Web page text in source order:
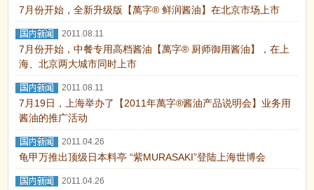
7月份开始，全新升级版【萬字® 鲜润酱油】在北京市场上市
2011.08.11
7月份开始，中餐专用高档酱油【萬字® 厨师御用酱油】，在上
海、北京两大城市同时上市
2011.08.11
7月19日，上海举办了【2011年萬字®酱油产品说明会】业务用
酱油的推广活动
2011.04.26
龟甲万推出顶级日本料亭 “紫MURASAKI”登陆上海世博会
2011.04.26